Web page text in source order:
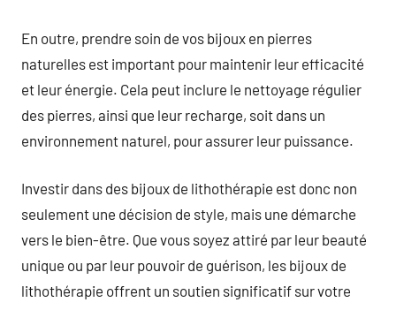
En outre, prendre soin de vos bijoux en pierres
naturelles est important pour maintenir leur efficacité
et leur énergie. Cela peut inclure le nettoyage régulier
des pierres, ainsi que leur recharge, soit dans un
environnement naturel, pour assurer leur puissance.
Investir dans des bijoux de lithothérapie est donc non
seulement une décision de style, mais une démarche
vers le bien-être. Que vous soyez attiré par leur beauté
unique ou par leur pouvoir de guérison, les bijoux de
lithothérapie offrent un soutien significatif sur votre